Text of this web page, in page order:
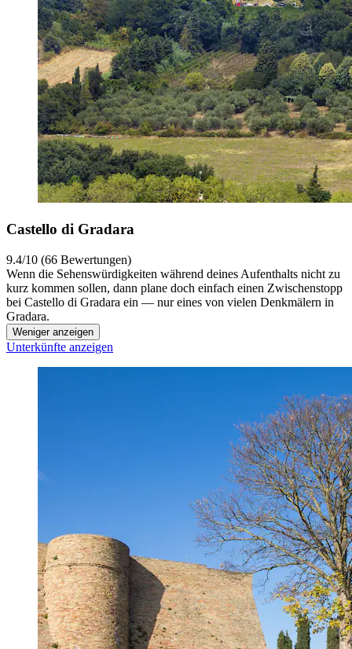
Castello di Gradara
9.4/10 (66 Bewertungen)
Wenn die Sehenswürdigkeiten während deines Aufenthalts nicht zu
kurz kommen sollen, dann plane doch einfach einen Zwischenstopp
bei Castello di Gradara ein — nur eines von vielen Denkmälern in
Gradara.
Weniger anzeigen
Unterkünfte anzeigen